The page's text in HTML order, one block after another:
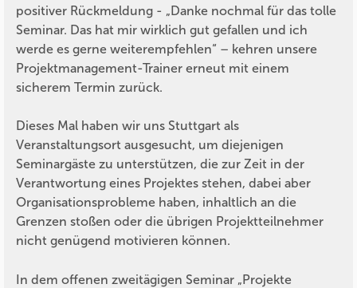
positiver Rückmeldung - „Danke nochmal für das tolle
Seminar. Das hat mir wirklich gut gefallen und ich
werde es gerne weiterempfehlen“ – kehren unsere
Projektmanagement-Trainer erneut mit einem
sicherem Termin zurück.
Dieses Mal haben wir uns Stuttgart als
Veranstaltungsort ausgesucht, um diejenigen
Seminargäste zu unterstützen, die zur Zeit in der
Verantwortung eines Projektes stehen, dabei aber
Organisationsprobleme haben, inhaltlich an die
Grenzen stoßen oder die übrigen Projektteilnehmer
nicht genügend motivieren können.
In dem offenen zweitägigen Seminar „Projekte